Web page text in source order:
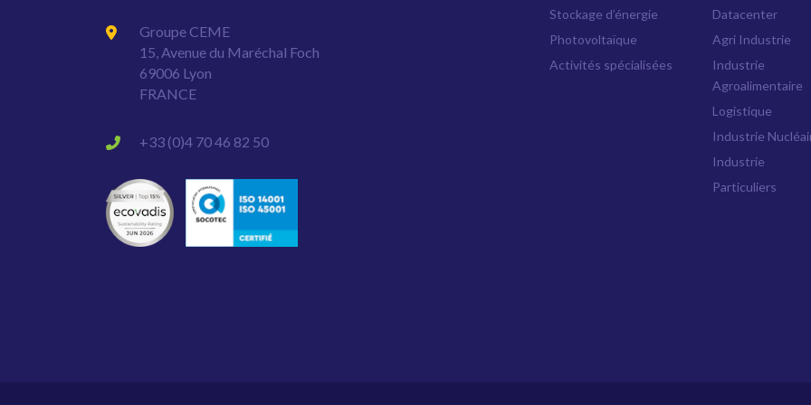
Groupe CEME
15, Avenue du Maréchal Foch
69006 Lyon
FRANCE
+33 (0)4 70 46 82 50
Stockage d’énergie
Photovoltaïque
Activités spécialisées
Datacenter
Agri Industrie
Industrie
Agroalimentaire
Logistique
Industrie
Industrie
Particuliers